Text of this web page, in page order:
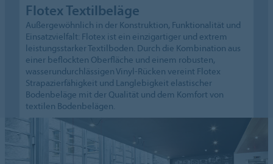
Flotex Textilbeläge
Außergewöhnlich in der Konstruktion, Funktionalität und
Einsatzvielfalt: Flotex ist ein einzigartiger und extrem
leistungsstarker Textilboden. Durch die Kombination aus
einer beflockten Oberfläche und einem robusten,
wasserundurchlässigen Vinyl-Rücken vereint Flotex
Strapazierfähigkeit und Langlebigkeit elastischer
Bodenbeläge mit der Qualität und dem Komfort von
textilen Bodenbelägen.